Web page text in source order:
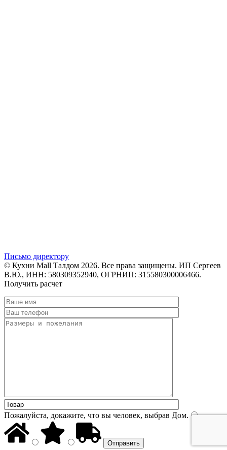
Письмо директору
© Кухни Mall Талдом 2026. Все права защищены. ИП Сергеев
В.Ю., ИНН: 580309352940, ОГРНИП: 315580300006466.
Получить расчет
Пожалуйста, докажите, что вы человек, выбрав Дом.